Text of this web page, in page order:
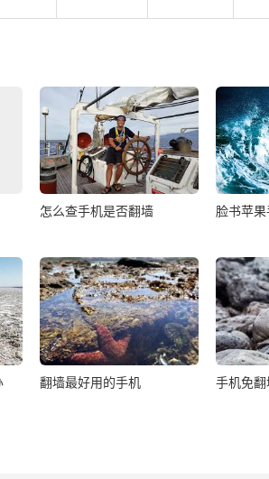
怎么查手机是否翻墙 脸书苹
翻墙最好用的手机 手机免